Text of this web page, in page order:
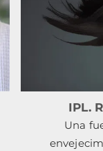
IPL.
Una